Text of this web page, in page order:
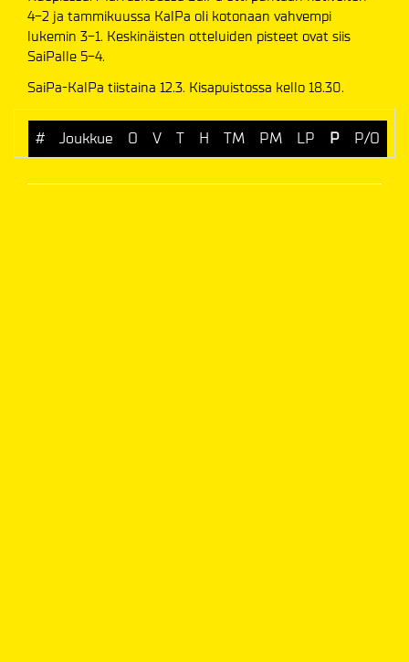
4-2 ja tammikuussa KalPa oli kotonaan vahvempi
lukemin 3-1. Keskinäisten otteluiden pisteet ovat siis
SaiPalle 5-4.
SaiPa-KalPa tiistaina 12.3. Kisapuistossa kello 18.30.
# Joukkue O V T H TM PM LP P P/O